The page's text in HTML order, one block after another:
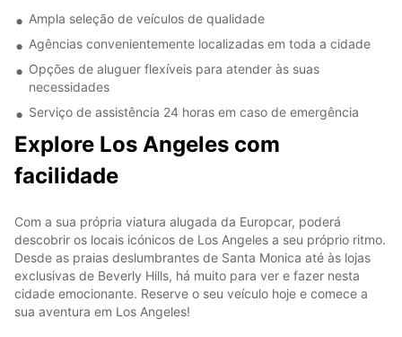
Ampla seleção de veículos de qualidade
Agências convenientemente localizadas em toda a cidade
Opções de aluguer flexíveis para atender às suas
necessidades
Serviço de assistência 24 horas em caso de emergência
Explore Los Angeles com
facilidade
Com a sua própria viatura alugada da Europcar, poderá
descobrir os locais icónicos de Los Angeles a seu próprio ritmo.
Desde as praias deslumbrantes de Santa Monica até às lojas
exclusivas de Beverly Hills, há muito para ver e fazer nesta
cidade emocionante. Reserve o seu veículo hoje e comece a
sua aventura em Los Angeles!